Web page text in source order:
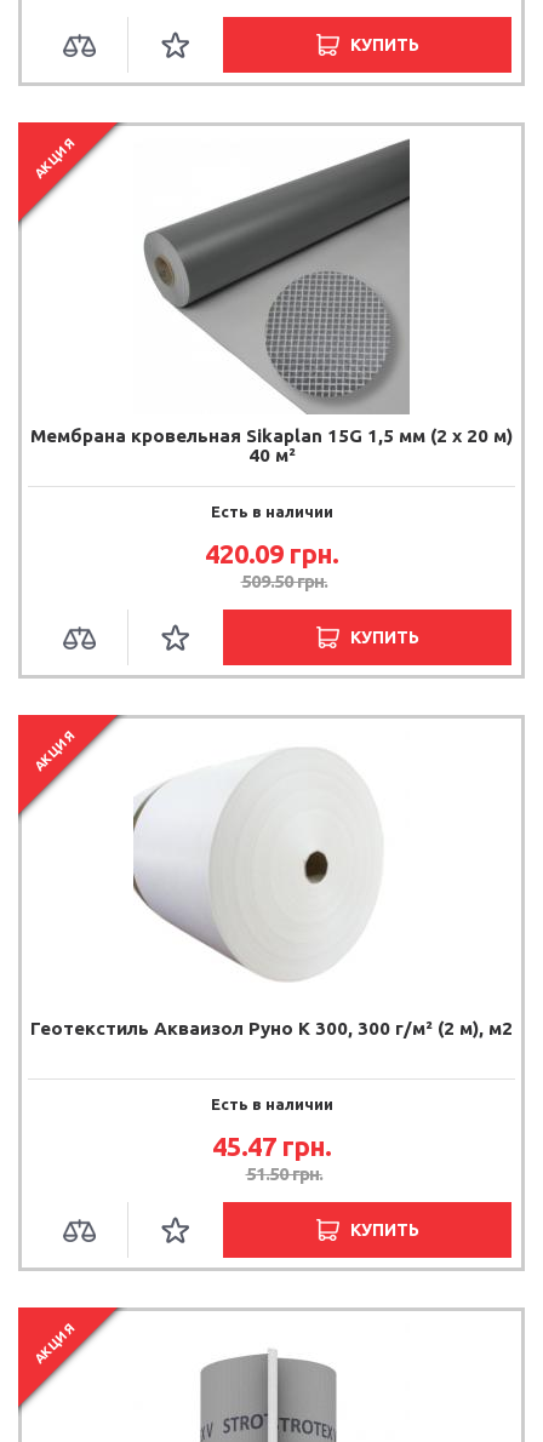
КУПИТЬ
АКЦИЯ
Мембрана кровельная Sikaplan 15G 1,5 мм (2 х 20 м)
40 м²
Есть в наличии
420.09 грн.
509.50грн.
КУПИТЬ
АКЦИЯ
Геотекстиль Акваизол Руно К 300, 300 г/м² (2 м), м2
Есть в наличии
45.47 грн.
51.50грн.
КУПИТЬ
АКЦИЯ